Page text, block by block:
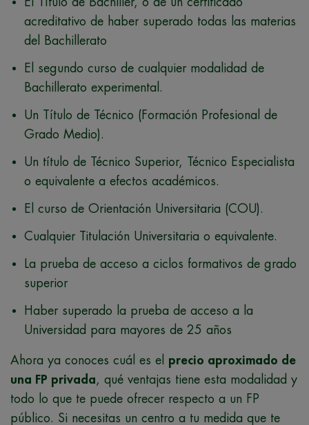
acreditativo de haber superado todas las materias
del Bachillerato
El segundo curso de cualquier modalidad de
Bachillerato experimental.
Un Título de Técnico (Formación Profesional de
Grado Medio).
Un título de Técnico Superior, Técnico Especialista
o equivalente a efectos académicos.
El curso de Orientación Universitaria (COU).
Cualquier Titulación Universitaria o equivalente.
La prueba de acceso a ciclos formativos de grado
superior
Haber superado la prueba de acceso a la
Universidad para mayores de 25 años
Ahora ya conoces cuál es el precio aproximado de
una FP privada, qué ventajas tiene esta modalidad y
todo lo que te puede ofrecer respecto a un FP
público. Si necesitas un centro a tu medida que te